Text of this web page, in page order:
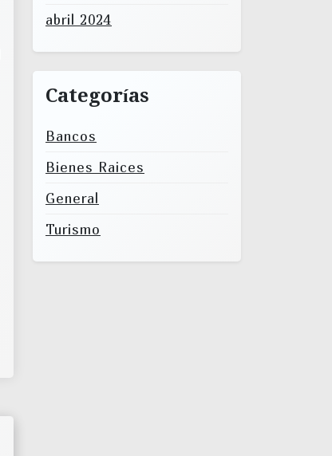
abril 2024
Categorías
Bancos
Bienes Raices
General
Turismo